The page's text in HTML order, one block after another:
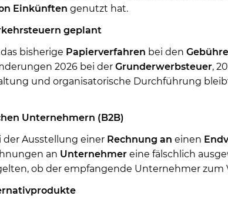
Einkünften genutzt hat.
geplant
bisherige Papierverfahren bei den
2026 bei der Grunderwerbsteuer,
und organisatorische Durchführung
Unternehmern (B2B)
der Ausstellung einer Rechnung an einen
an Unternehmer eine fälschlich
ob der empfangende Unternehmer